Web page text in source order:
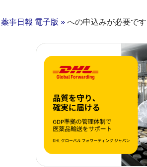
薬事日報 電子版 » への申込みが必要です